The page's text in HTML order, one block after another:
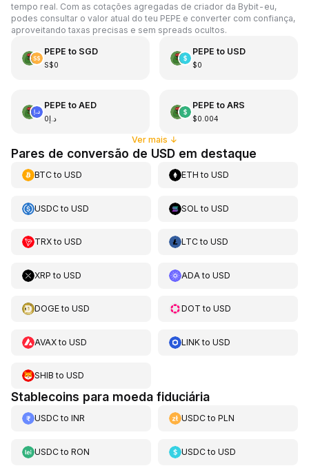
tempo real. Com as cotações agregadas de criador da Bybit-eu,
podes consultar o valor atual do teu PEPE e converter com confiança,
aproveitando taxas precisas e sem spreads ocultos.
PEPE to SGD
S$0
PEPE to USD
$0
PEPE to AED
د.إ0
PEPE to ARS
$0.004
Ver mais ↓
Pares de conversão de USD em destaque
BTCto USD ETH toUSD
USDCto USD SOL toUSD
TRXto USD LTCtoUSD
XRP to USD ADA toUSD
DOGEto USD DOT toUSD
AVAXto USD LINKtoUSD
SHIB to USD
Stablecoins para moeda fiduciária
USDCto INR USDCtoPLN
USDCto RON USDCtoUSD